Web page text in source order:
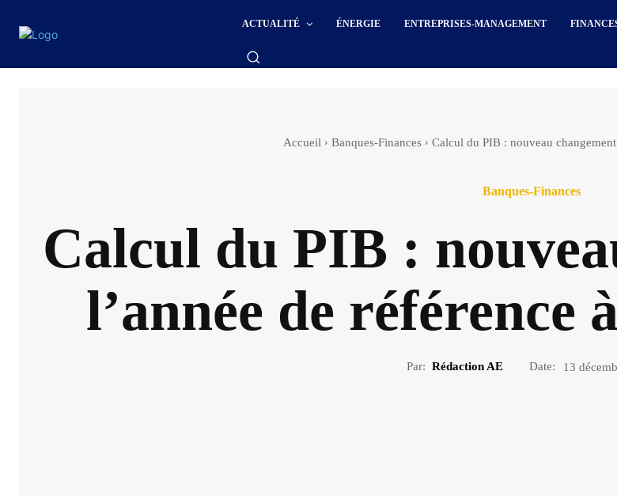
ACTUALITÉ ÉNERGIE ENTREPRISES-MANAGEMENT
Accueil Banques-Finances Calcul du PIB : nouveau
Banques-Finances
Calcul du PIB :
l’année de référence
Par: Rédaction AE Date: 13